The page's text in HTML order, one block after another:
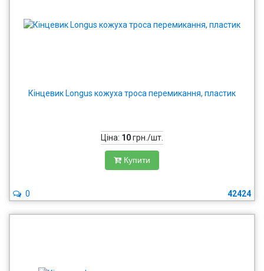
Кінцевик Longus кожуха троса перемикання, пластик
Ціна: 10грн./шт.
Купити
42424
0